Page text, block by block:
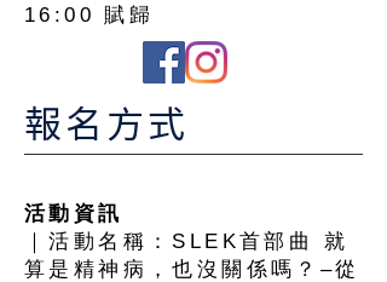
16:00 賦歸
報名方式
活動資訊
｜活動名稱：SLEK首部曲 就
算是精神病，也沒關係嗎？–從